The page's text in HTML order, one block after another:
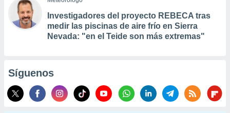
Investigadores del proyecto REBECA tras
medir las piscinas de aire frío en Sierra
Nevada: "en el Teide son más extremas"
Síguenos